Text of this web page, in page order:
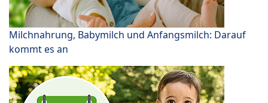
Milchnahrung, Babymilch und Anfangsmilch: Darauf
kommt es an